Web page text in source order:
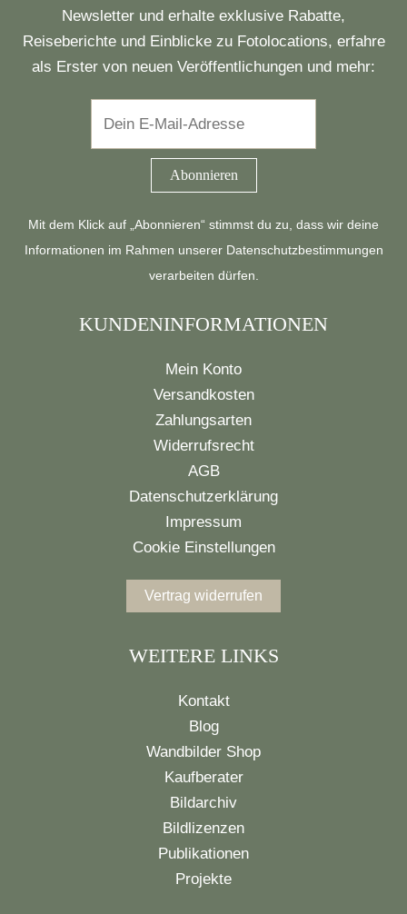
Newsletter und erhalte exklusive Rabatte,
Reiseberichte und Einblicke zu Fotolocations, erfahre
als Erster von neuen Veröffentlichungen und mehr:
Mit dem Klick auf „Abonnieren“ stimmst du zu, dass wir deine
Informationen im Rahmen unserer Datenschutzbestimmungen
verarbeiten dürfen.
KUNDENINFORMATIONEN
Mein Konto
Versandkosten
Zahlungsarten
Widerrufsrecht
AGB
Datenschutzerklärung
Impressum
Cookie Einstellungen
Vertrag widerrufen
WEITERE LINKS
Kontakt
Blog
Wandbilder Shop
Kaufberater
Bildarchiv
Bildlizenzen
Publikationen
Projekte